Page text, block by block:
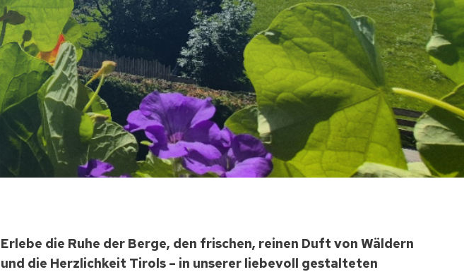
Erlebe die Ruhe der Berge, den frischen, reinen Duft von Wäldern
und die Herzlichkeit Tirols – in unserer liebevoll gestalteten